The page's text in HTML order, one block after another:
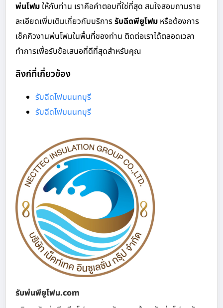
พ่นโฟมให้กับท่าน เราคือคำตอบที่ใช่ที่สุด สนใจสอบถามราย
ละเอียดเพิ่มเติมเกี่ยวกับบริการรับฉีดพียูโฟม หรือต้องการ
เช็คคิวงานพ่นโฟมในพื้นที่ของท่าน ติดต่อเราได้ตลอดเวลา
ทำการเพื่อรับข้อเสนอที่ดีที่สุดสำหรับคุณ
ลิงก์ที่เกี่ยวข้อง
รับฉีดโฟมนนทบุรี
รับฉีดโฟมนนทบุรี
รับพ่นพียูโฟม.com